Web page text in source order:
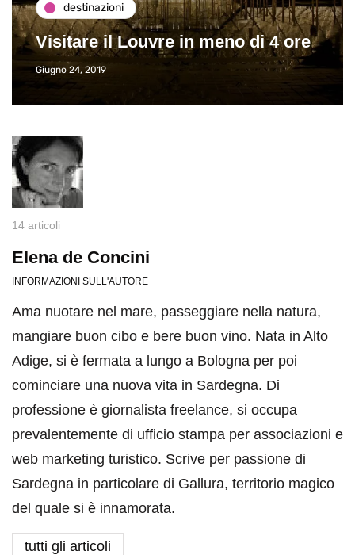
destinazioni
Visitare il Louvre in meno di 4 ore
Giugno 24, 2019
14 articoli
Elena de Concini
INFORMAZIONI SULL'AUTORE
Ama nuotare nel mare, passeggiare nella natura,
mangiare buon cibo e bere buon vino. Nata in Alto
Adige, si è fermata a lungo a Bologna per poi
cominciare una nuova vita in Sardegna. Di
professione è giornalista freelance, si occupa
prevalentemente di ufficio stampa per associazioni e
web marketing turistico. Scrive per passione di
Sardegna in particolare di Gallura, territorio magico
del quale si è innamorata.
tutti gli articoli